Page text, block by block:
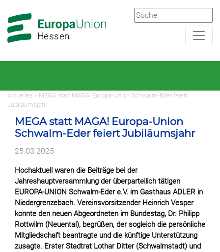
Hauptnavigation
Hauptbereich
Hessen
Aktuelles » MEGA statt MAGA! Europa-Union Schwalm-Eder feiert
Jubiläumsjahr
MEGA statt MAGA! Europa-Union
Schwalm-Eder feiert Jubiläumsjahr
25.03.2025
Hochaktuell waren die Beiträge bei der
Jahreshauptversammlung der überparteilich tätigen
EUROPA-UNION Schwalm-Eder e.V. im Gasthaus ADLER in
Niedergrenzebach. Vereinsvorsitzender Heinrich Vesper
konnte den neuen Abgeordneten im Bundestag, Dr. Philipp
Rottwilm (Neuental), begrüßen, der sogleich die persönliche
Mitgliedschaft beantragte und die künftige Unterstützung
zusagte. Erster Stadtrat Lothar Ditter (Schwalmstadt) und